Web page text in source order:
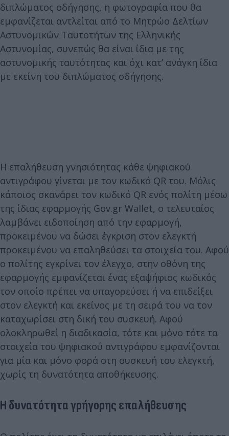
διπλώματος οδήγησης, η φωτογραφία που θα
εμφανίζεται αντλείται από το Μητρώο Δελτίων
Αστυνομικών Ταυτοτήτων της Ελληνικής
Αστυνομίας, συνεπώς θα είναι ίδια με της
αστυνομικής ταυτότητας και όχι κατ’ ανάγκη ίδια
με εκείνη του διπλώματος οδήγησης.
Η επαλήθευση γνησιότητας κάθε ψηφιακού
αντιγράφου γίνεται με τον κωδικό QR του. Μόλις
κάποιος σκανάρει τον κωδικό QR ενός πολίτη μέσω
της ίδιας εφαρμογής Gov.gr Wallet, ο τελευταίος
λαμβάνει ειδοποίηση από την εφαρμογή,
προκειμένου να δώσει έγκριση στον ελεγκτή
προκειμένου να επαληθεύσει τα στοιχεία του. Αφού
ο πολίτης εγκρίνει τον έλεγχο, στην οθόνη της
εφαρμογής εμφανίζεται ένας εξαψήφιος κωδικός
τον οποίο πρέπει να υπαγορεύσει ή να επιδείξει
στον ελεγκτή και εκείνος με τη σειρά του να τον
καταχωρίσει στη δική του συσκευή. Αφού
ολοκληρωθεί η διαδικασία, τότε και μόνο τότε τα
στοιχεία του ψηφιακού αντιγράφου εμφανίζονται
για μία και μόνο φορά στη συσκευή του ελεγκτή,
χωρίς τη δυνατότητα αποθήκευσης.
Η δυνατότητα γρήγορης επαλήθευσης